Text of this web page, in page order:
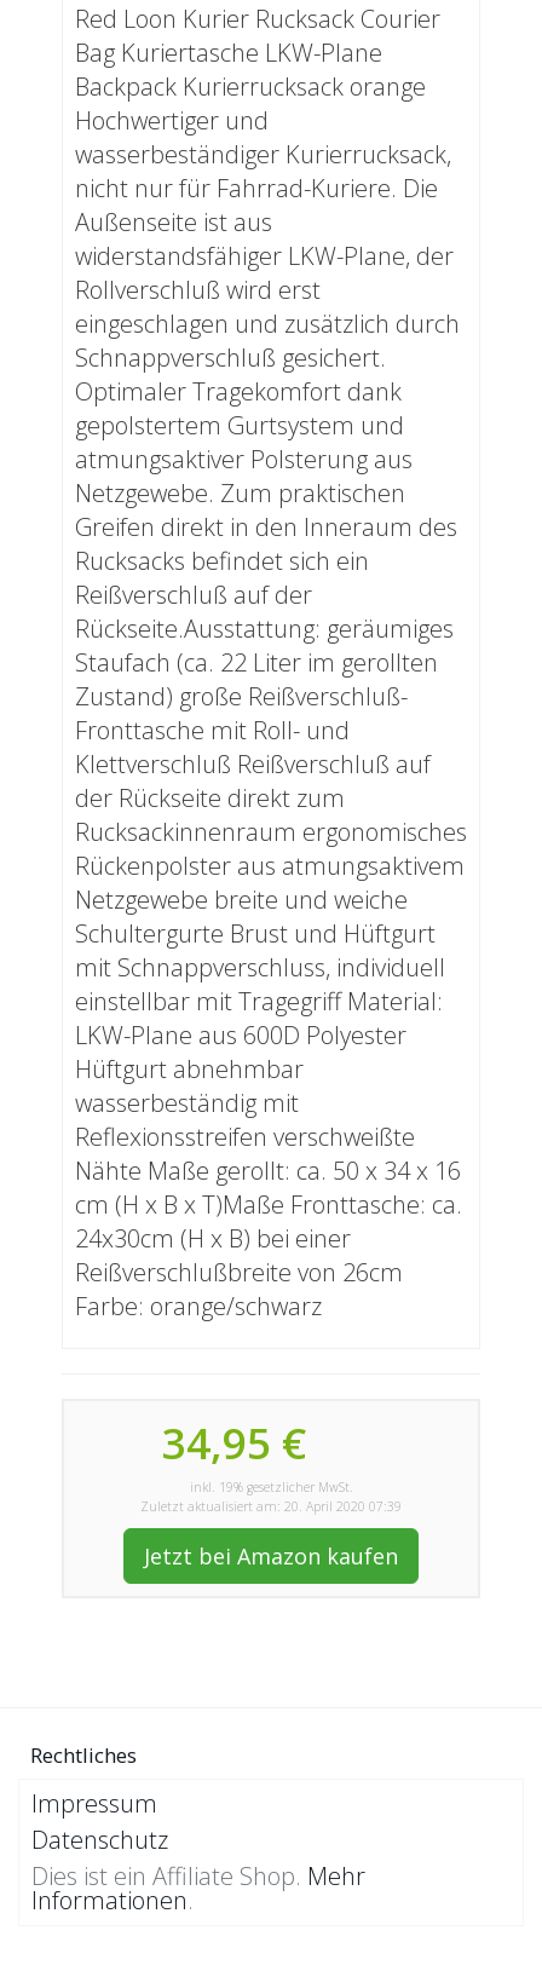
Red Loon Kurier Rucksack Courier
Bag Kuriertasche LKW-Plane
Backpack Kurierrucksack orange
Hochwertiger und
wasserbeständiger Kurierrucksack,
nicht nur für Fahrrad-Kuriere. Die
Außenseite ist aus
widerstandsfähiger LKW-Plane, der
Rollverschluß wird erst
eingeschlagen und zusätzlich durch
Schnappverschluß gesichert.
Optimaler Tragekomfort dank
gepolstertem Gurtsystem und
atmungsaktiver Polsterung aus
Netzgewebe. Zum praktischen
Greifen direkt in den Inneraum des
Rucksacks befindet sich ein
Reißverschluß auf der
Rückseite.Ausstattung: geräumiges
Staufach (ca. 22 Liter im gerollten
Zustand) große Reißverschluß-
Fronttasche mit Roll- und
Klettverschluß Reißverschluß auf
der Rückseite direkt zum
Rucksackinnenraum ergonomisches
Rückenpolster aus atmungsaktivem
Netzgewebe breite und weiche
Schultergurte Brust und Hüftgurt
mit Schnappverschluss, individuell
einstellbar mit Tragegriff Material:
LKW-Plane aus 600D Polyester
Hüftgurt abnehmbar
wasserbeständig mit
Reflexionsstreifen verschweißte
Nähte Maße gerollt: ca. 50 x 34 x 16
cm (H x B x T)Maße Fronttasche: ca.
24x30cm (H x B) bei einer
Reißverschlußbreite von 26cm
Farbe: orange/schwarz
34,95 €
inkl. 19% gesetzlicher MwSt.
Zuletzt aktualisiert am: 20. April 2020 07:39
Jetzt bei Amazon kaufen
Rechtliches
Impressum
Datenschutz
Dies ist ein Affiliate Shop. Mehr
Informationen.